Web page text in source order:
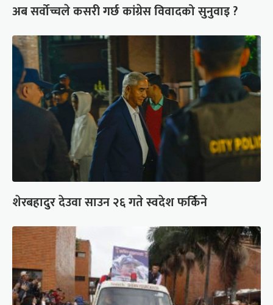
अब सर्वोच्चले कसरी गर्छ कांग्रेस विवादको सुनुवाइ ?
शेरबहादुर देउवा साउन २६ गते स्वदेश फर्किने